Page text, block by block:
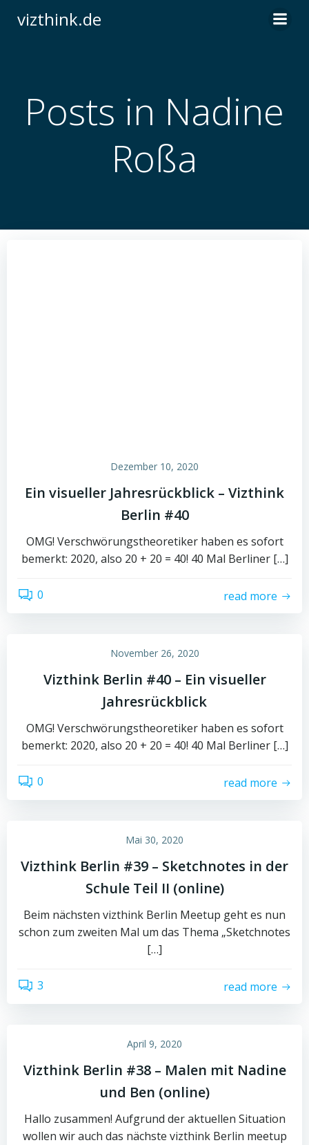
vizthink.de
Posts in Nadine
Roßa
Dezember 10, 2020
Ein visueller Jahresrückblick – Vizthink
Berlin #40
OMG! Verschwörungstheoretiker haben es sofort
bemerkt: 2020, also 20 + 20 = 40! 40 Mal Berliner […]
0 read more
November 26, 2020
Vizthink Berlin #40 – Ein visueller
Jahresrückblick
OMG! Verschwörungstheoretiker haben es sofort
bemerkt: 2020, also 20 + 20 = 40! 40 Mal Berliner […]
0 read more
Mai 30, 2020
Vizthink Berlin #39 – Sketchnotes in der
Schule Teil II (online)
Beim nächsten vizthink Berlin Meetup geht es nun
schon zum zweiten Mal um das Thema „Sketchnotes
[…]
3 read more
April 9, 2020
Vizthink Berlin #38 – Malen mit Nadine
und Ben (online)
Hallo zusammen! Aufgrund der aktuellen Situation
wollen wir auch das nächste vizthink Berlin meetup